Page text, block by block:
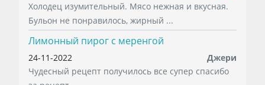
Холодец изумительный. Мясо нежная и вкусная.
Бульон не понравилось, жирный ...
Лимонный пирог с меренгой
24-11-2022
Джери
Чудесный рецепт получилось все супер спасибо